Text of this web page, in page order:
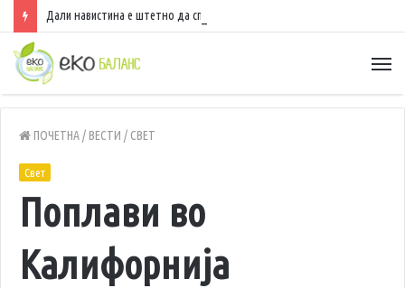
Дали навистина е штетно да спиете со вклучен вентилатор?
ПОЧЕТНА/ ВЕСТИ / СВЕТ
Свет
Поплави во
Калифорнија